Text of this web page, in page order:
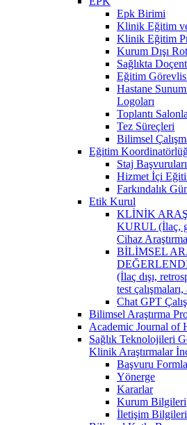
Epk Birimi
Klinik Eğitim
Klinik Eğitim
Kurum Dışı
Sağlıkta
Eğitim
Hastane
Logoları
Toplantı
Tez Süreçleri
Bilimsel
Eğitim
Staj Başvuruları
Hizmet İçi
Farkındalık
Etik Kurul
KLİNİK
KURUL (İlaç,
Cihaz
BİLİMSEL
(İlaç dışı,
test
Chat GPT
Bilimsel Araştırma
Academic Journal of
Sağlık Teknolojileri
Klinik Araştırmalar
Başvuru
Yönerge
Kararlar
Kurum Bilgileri
İletişim Bilgileri